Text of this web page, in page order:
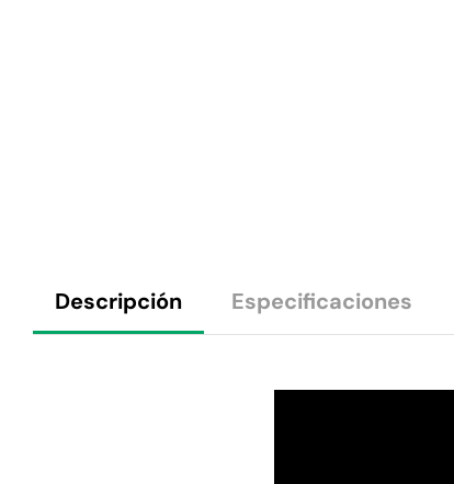
Descripción Especificaciones